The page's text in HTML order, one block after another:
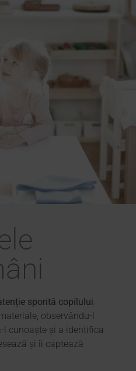
sporită copilului
observându-l
l cunoaște și a identifica
și îi captează